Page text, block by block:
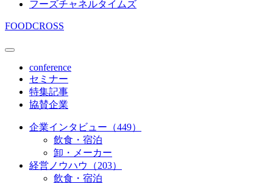
フーズチャネルタイムズ
FOODCROSS
conference
セミナー
特集記事
協賛企業
企業インタビュー（449）
飲食・宿泊
卸・メーカー
経営ノウハウ（203）
飲食・宿泊